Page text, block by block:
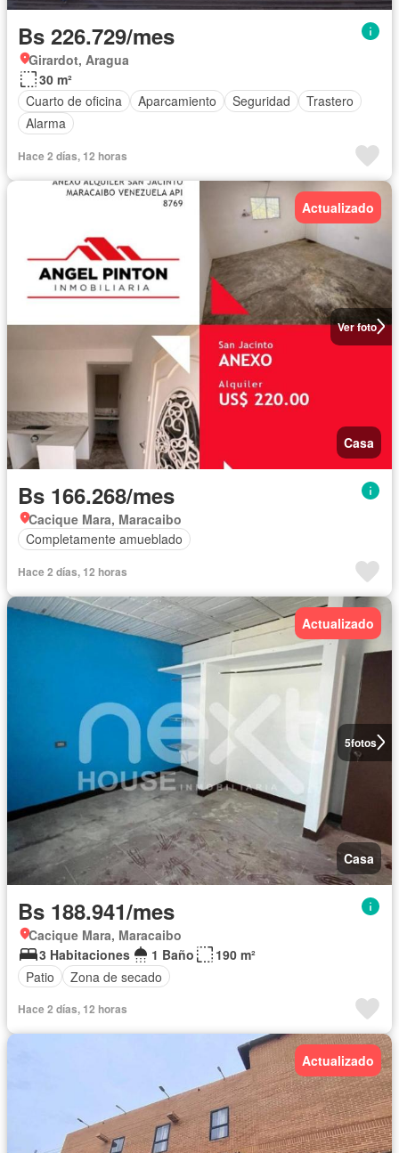
Bs 226.729/mes
Girardot, Aragua
30 m²
Cuarto de oficina
Aparcamiento Seguridad
Trastero
Alarma
Hace 2 días, 12 horas
Ver foto
Actualizado
Casa
Bs 166.268/mes
Cacique Mara, Maracaibo
Completamente amueblado
Hace 2 días, 12 horas
5fotos
Actualizado
Casa
Bs 188.941/mes
Cacique Mara, Maracaibo
3 Habitaciones
1 Baño
190 m²
Patio
Zona de secado
Hace 2 días, 12 horas
Actualizado